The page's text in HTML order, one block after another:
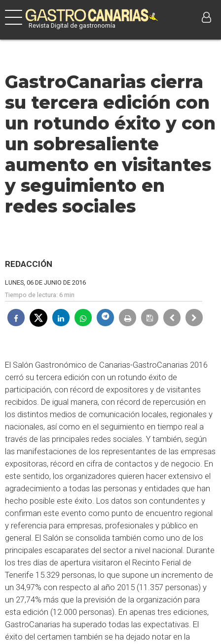
Revista Digital de gastronomía
GastroCanarias cierra
su tercera edición con
un rotundo éxito y con
un sobresaliente
aumento en visitantes
y seguimiento en
redes sociales
REDACCIÓN
LUNES, 06 DE JUNIO DE 2016
Tiempo de lectura: 6 min
El Salón Gastronómico de Canarias-GastroCanarias 2016
cerró su tercera edición con un rotundo éxito de
participación, con récord de expositores y de visitantes
recibidos. De igual manera, con récord de repercusión en
los distintos medios de comunicación locales, regionales y
nacionales, así como en el seguimiento en tiempo real a
través de las principales redes sociales. Y también, según
las manifestaciones de los representantes de las empresas
expositoras, récord en cifra de contactos y de negocio. En
este sentido, los organizadores quieren hacer extensivo el
agradecimiento a todas las personas y entidades que han
hecho posible este éxito. Los datos son contundentes y
confirman este evento como punto de encuentro regional
y referencia para empresas, profesionales y público en
general. El Salón se consolida también como uno de los
principales escaparates del sector a nivel nacional. Durante
los tres días de apertura visitaron el Recinto Ferial de
Tenerife 15.329 personas, lo que supone un incremento de
un 34,97% con respecto al año 2015 (11.357 personas) y
un 27,74% más que la previsión de la organización para
esta edición (12.000 personas). En apenas tres ediciones,
GastroCanarias ha superado todas las expectativas. El
éxito del certamen también se ha dejado notar en la